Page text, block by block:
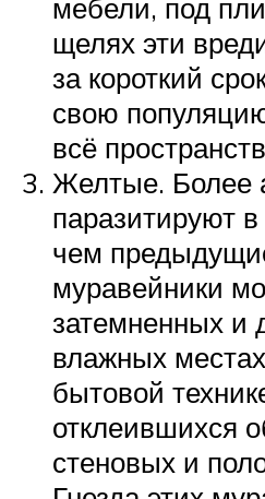
мебели, под
щелях эти
за короткий
свою
всё
Желтые. Более
паразитируют
чем
муравейники
затемненных и
влажных
бытовой
отклеившихся
стеновых и